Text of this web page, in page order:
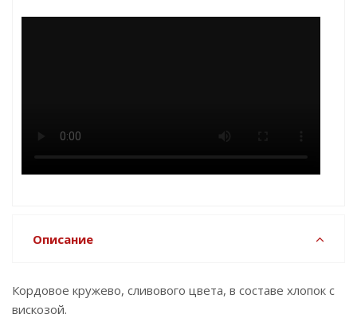
Описание
Кордовое кружево, сливового цвета, в составе хлопок с
вискозой.